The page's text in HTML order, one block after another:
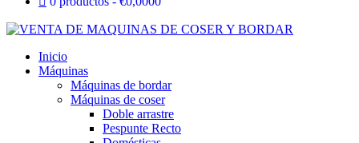
Inicio
Máquinas
Máquinas de bordar
Máquinas de coser
Doble arrastre
Pespunte Recto